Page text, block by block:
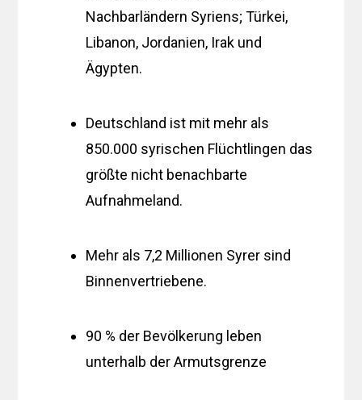
Nachbarländern Syriens; Türkei,
Libanon, Jordanien, Irak und
Ägypten.
Deutschland ist mit mehr als
850.000 syrischen Flüchtlingen das
größte nicht benachbarte
Aufnahmeland.
Mehr als 7,2 Millionen Syrer sind
Binnenvertriebene.
90 % der Bevölkerung leben
unterhalb der Armutsgrenze